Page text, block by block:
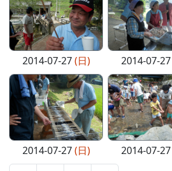
2014-07-27(日) 2014-07-27
2014-07-27(日) 2014-07-27